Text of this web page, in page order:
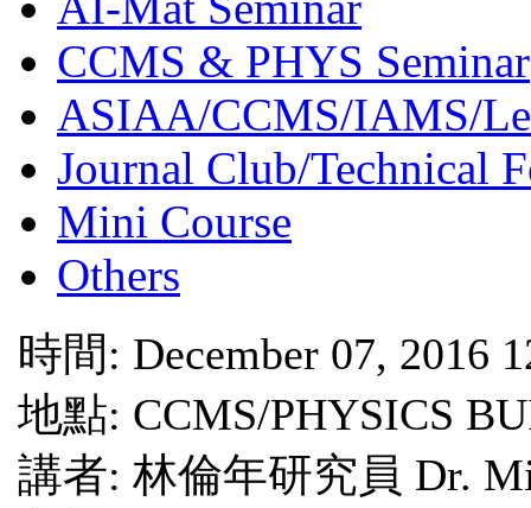
CCMS & PHYS Seminar
ASIAA/CCMS/IAMS/
Journal Club/Technical
Mini Course
Others
時間: December 07, 2016
地點: CCMS/PHYSICS
講者: 林倫年研究員 Dr.